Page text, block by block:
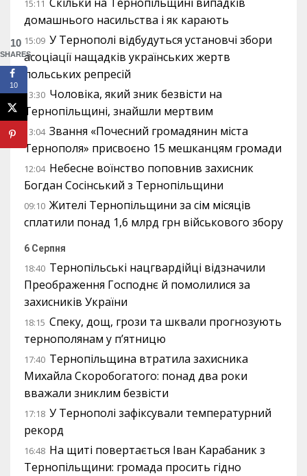
15:11
домашнього насильства і як карають
15:09 У Тернополі відбудуться установчі збори
асоціації нащадків українських жертв
польських репресій
13:30 Чоловіка, який зник безвісти на
Тернопільщині, знайшли мертвим
13:04 Звання «Почесний громадянин міста
Тернополя» присвоєно 15 мешканцям громади
12:04 Небесне воїнство поповнив захисник
Богдан Сосінський з Тернопільщини
09:10 Жителі Тернопільщини за сім місяців
сплатили понад 1,6 млрд грн військового збору
6 Серпня
18:40 Тернопільські нацгвардійці відзначили
Преображення Господнє й помолилися за
захисників України
18:15 Спеку, дощ, грози та шквали прогнозують
тернополянам у п’ятницю
17:40 Тернопільщина втратила захисника
Михайла Скоробогатого: понад два роки
вважали зниклим безвісти
17:18 У Тернополі зафіксували температурний
рекорд
16:48 На щиті повертається Іван Карабаник з
Тернопільщини: громада просить гідно
10
SHARES
10